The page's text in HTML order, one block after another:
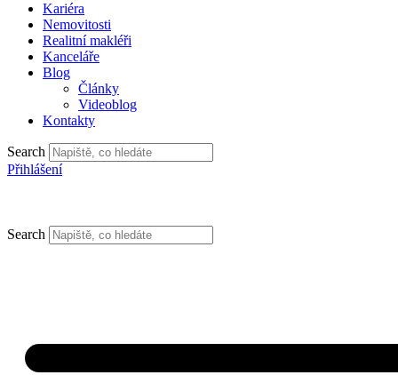
Kariéra
Nemovitosti
Realitní makléři
Kanceláře
Blog
Články
Videoblog
Kontakty
Search
Přihlášení
Search